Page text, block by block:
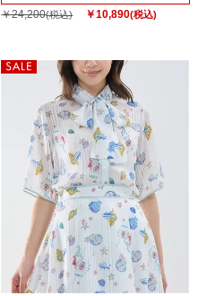
￥24,200(税込) ￥10,890(税込)